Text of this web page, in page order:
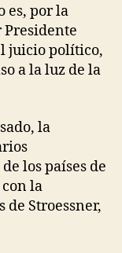
es, por la
Presidente
juicio político,
a la luz de la
la
los países de
la
de Stroessner,